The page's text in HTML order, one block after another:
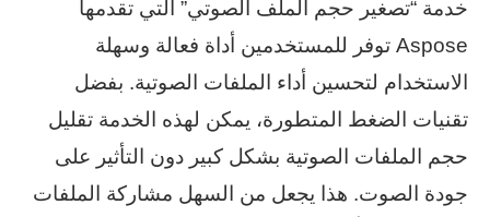
خدمة “تصغير حجم الملف الصوتي” التي تقدمها
Aspose توفر للمستخدمين أداة فعالة وسهلة
الاستخدام لتحسين أداء الملفات الصوتية. بفضل
تقنيات الضغط المتطورة، يمكن لهذه الخدمة تقليل
حجم الملفات الصوتية بشكل كبير دون التأثير على
جودة الصوت. هذا يجعل من السهل مشاركة الملفات